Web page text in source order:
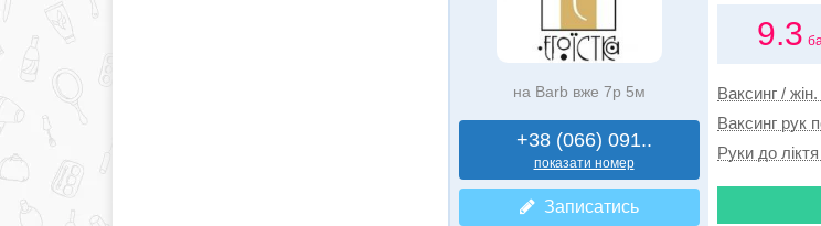
на Barb вже 7р 5м
+38 (066) 091..
показати номер
Записатись
9.3
Ваксинг / жін.
Ваксинг рук
Руки до ліктя